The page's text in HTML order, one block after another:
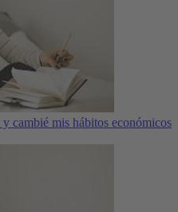
cambié mis hábitos económicos